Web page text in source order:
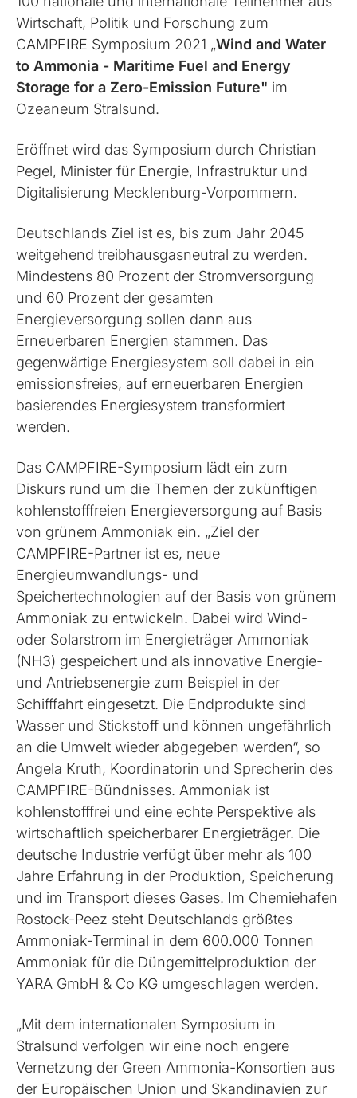
Wirtschaft, Politik und Forschung zum
CAMPFIRE Symposium 2021 „Wind and Water
to Ammonia - Maritime Fuel and Energy
Storage for a Zero-Emission Future" im
Ozeaneum Stralsund.
Eröffnet wird das Symposium durch Christian
Pegel, Minister für Energie, Infrastruktur und
Digitalisierung Mecklenburg-Vorpommern.
Deutschlands Ziel ist es, bis zum Jahr 2045
weitgehend treibhausgasneutral zu werden.
Mindestens 80 Prozent der Stromversorgung
und 60 Prozent der gesamten
Energieversorgung sollen dann aus
Erneuerbaren Energien stammen. Das
gegenwärtige Energiesystem soll dabei in ein
emissionsfreies, auf erneuerbaren Energien
basierendes Energiesystem transformiert
werden.
Das CAMPFIRE-Symposium lädt ein zum
Diskurs rund um die Themen der zukünftigen
kohlenstofffreien Energieversorgung auf Basis
von grünem Ammoniak ein. „Ziel der
CAMPFIRE-Partner ist es, neue
Energieumwandlungs- und
Speichertechnologien auf der Basis von grünem
Ammoniak zu entwickeln. Dabei wird Wind-
oder Solarstrom im Energieträger Ammoniak
(NH3) gespeichert und als innovative Energie-
und Antriebsenergie zum Beispiel in der
Schifffahrt eingesetzt. Die Endprodukte sind
Wasser und Stickstoff und können ungefährlich
an die Umwelt wieder abgegeben werden“, so
Angela Kruth, Koordinatorin und Sprecherin des
CAMPFIRE-Bündnisses. Ammoniak ist
kohlenstofffrei und eine echte Perspektive als
wirtschaftlich speicherbarer Energieträger. Die
deutsche Industrie verfügt über mehr als 100
Jahre Erfahrung in der Produktion, Speicherung
und im Transport dieses Gases. Im Chemiehafen
Rostock-Peez steht Deutschlands größtes
Ammoniak-Terminal in dem 600.000 Tonnen
Ammoniak für die Düngemittelproduktion der
YARA GmbH & Co KG umgeschlagen werden.
„Mit dem internationalen Symposium in
Stralsund verfolgen wir eine noch engere
Vernetzung der Green Ammonia-Konsortien aus
der Europäischen Union und Skandinavien zur